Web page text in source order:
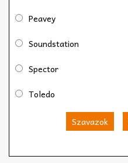
Peavey
Soundstation
Spector
Toledo
Szavazok